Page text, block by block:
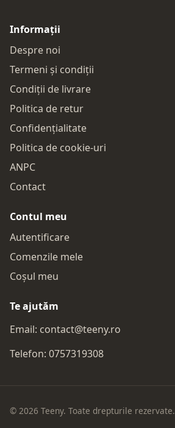
Informații
Despre noi
Termeni și condiții
Condiții de livrare
Politica de retur
Confidențialitate
Politica de cookie-uri
ANPC
Contact
Contul meu
Autentificare
Comenzile mele
Coșul meu
Te ajutăm
Email: contact@teeny.ro
Telefon: 0757319308
© 2026 Teeny. Toate drepturile rezervate.